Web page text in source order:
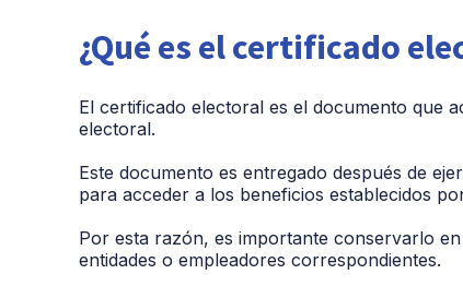
¿Qué es el certificado
El certificado electoral es el documento que
electoral.
Este documento es entregado después de
para acceder a los beneficios establecidos
Por esta razón, es importante conservarlo
entidades o empleadores correspondientes.